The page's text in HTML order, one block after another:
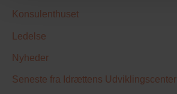
Konsulenthuset
Ledelse
Nyheder
Seneste fra Idrættens Udviklingscenter